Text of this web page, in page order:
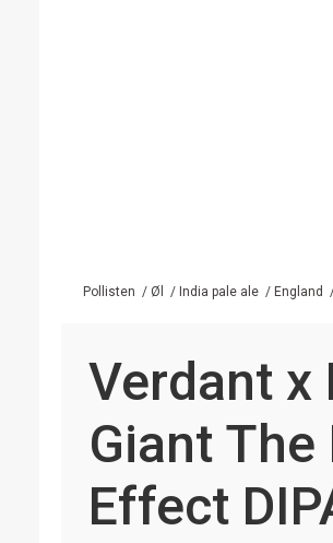
Pollisten / Øl / India pale ale / England
Verdant x
Giant The
Effect